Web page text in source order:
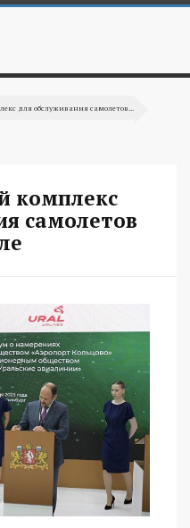
для обслуживания самолетов...
комплекс
самолетов